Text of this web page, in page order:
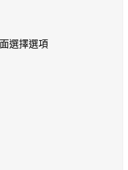
選擇選項